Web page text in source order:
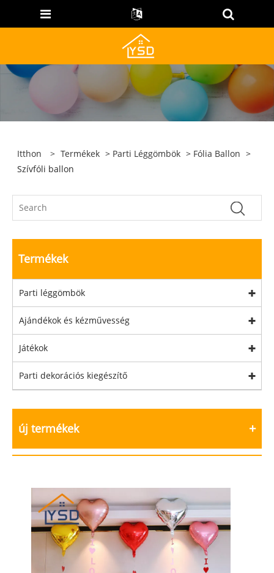
Itthon > Termékek > Parti Léggömbök > Fólia Ballon >
Szívfóli ballon
Termékek
Parti léggömbök
Ajándékok és kézművesség
Játékok
Parti dekorációs kiegészítő
új termékek